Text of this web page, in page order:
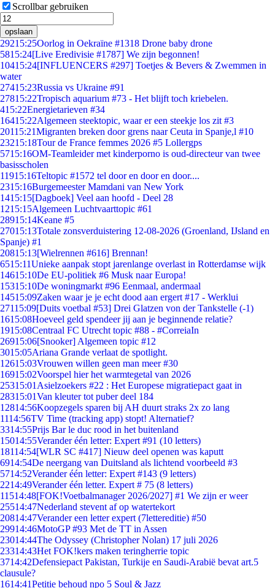
Scrollbar gebruiken
opslaan
29215:25Oorlog in Oekraïne #1318 Drone baby drone
5815:24[Live Eredivisie #1787] We zijn begonnen!
10415:24[INFLUENCERS #297] Toetjes & Bevers & Zwemmen in
water
27415:23Russia vs Ukraine #91
27815:22Tropisch aquarium #73 - Het blijft toch kriebelen.
415:22Energietarieven #34
16415:22Algemeen steektopic, waar er een steekje los zit #3
20115:21Migranten breken door grens naar Ceuta in Spanje,l #10
23215:18Tour de France femmes 2026 #5 Lollergps
5715:16OM-Teamleider met kinderporno is oud-directeur van twee
basisscholen
11915:16Teltopic #1572 tel door en door en door....
2315:16Burgemeester Mamdani van New York
1415:15[Dagboek] Veel aan hoofd - Deel 28
1215:15Algemeen Luchtvaarttopic #61
28915:14Keane #5
27015:13Totale zonsverduistering 12-08-2026 (Groenland, IJsland en
Spanje) #1
20815:13[Wielrennen #616] Brennan!
6515:11Unieke aanpak stopt jarenlange overlast in Rotterdamse wijk
14615:10De EU-politiek #6 Musk naar Europa!
15315:10De woningmarkt #96 Eenmaal, andermaal
14515:09Zaken waar je je echt dood aan ergert #17 - Werklui
27115:09[Duits voetbal #53] Drei Glatzen von der Tankstelle (-1)
1615:08Hoeveel geld spendeer jij aan je beginnende relatie?
1915:08Centraal FC Utrecht topic #88 - #CorreiaIn
26915:06[Snooker] Algemeen topic #12
3015:05Ariana Grande verlaat de spotlight.
12615:03Vrouwen willen geen man meer #30
16915:02Voorspel hier het warmtegetal van 2026
25315:01 Asielzoekers #22 : Het Europese migratiepact gaat in
28315:01Van kleuter tot puber deel 184
12814:56Koopzegels sparen bij AH duurt straks 2x zo lang
1114:56TV Time (tracking app) stopt! Alternatief?
3314:55Prijs Bar le duc rood in het buitenland
15014:55Verander één letter: Expert #91 (10 letters)
18114:54[WLR SC #417] Nieuw deel openen was kaputt
6914:54De neergang van Duitsland als lichtend voorbeeld #3
5714:52Verander één letter: Expert #143 (9 letters)
2214:49Verander één letter. Expert # 75 (8 letters)
11514:48[FOK!Voetbalmanager 2026/2027] #1 We zijn er weer
25514:47Nederland stevent af op watertekort
20814:47Verander een letter expert (7lettereditie) #50
29914:46MotoGP #93 Met de TT in Assen
23014:44The Odyssey (Christopher Nolan) 17 juli 2026
23314:43Het FOK!kers maken teringherrie topic
3714:42Defensiepact Pakistan, Turkije en Saudi-Arabië bevat art.5
clausule?
1614:41Petitie behoud npo 5 Soul & Jazz